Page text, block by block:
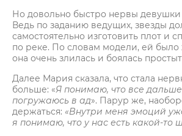
Но довольно быстро нервы девушки
Ведь по заданию ведущих, звезды
самостоятельно изготовить плот и
по реке. По словам модели, ей было
она очень злилась и боялась
Далее Мария сказала, что стала
больше: «Я понимаю, что все
погружаюсь в ад». Парур же,
держаться: «Внутри меня эмоций
я понимаю, что у нас есть какой-то